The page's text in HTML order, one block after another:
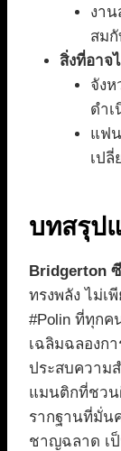
งา
สม
สิ่งที่อาจ
จังห
ดำ
แฟ
เป
บทสรุป
Bridgerton
ทรงพลัง ไม่เ
#Polin ที่ทุกค
เฉลิมฉลองก
ประสบความ
แมนติกที่ชวน
รากฐานที่มั่น
ชาญฉลาด เ